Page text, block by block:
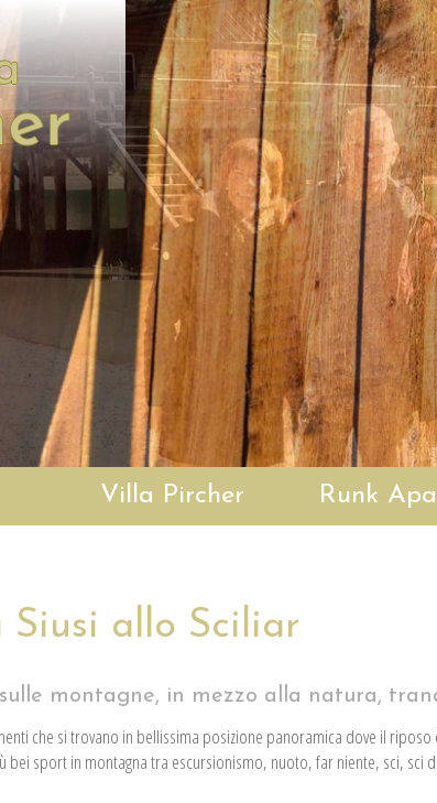
Villa Pircher Runk
Siusi allo Sciliar
montagne, in mezzo alla natura,
che si trovano in bellissima posizione panoramica dove il riposo
bei sport in montagna tra escursionismo, nuoto, far niente, sci, sci